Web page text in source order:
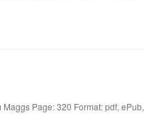
Page: 320 Format: pdf, ePub,